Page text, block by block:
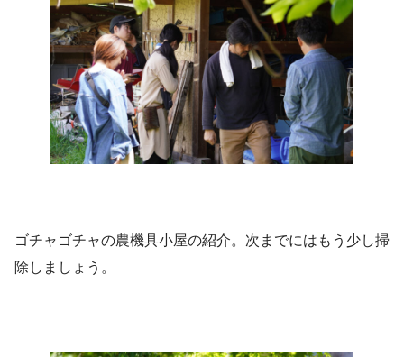
ゴチャゴチャの農機具小屋の紹介。次までにはもう少し掃
除しましょう。